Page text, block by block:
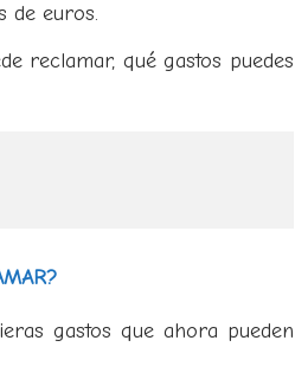
de euros.
reclamar, qué gastos puedes
gastos que ahora pueden